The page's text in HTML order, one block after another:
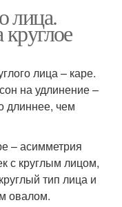
лица.
лица – каре.
на удлинение –
длиннее, чем
– асимметрия
с круглым лицом,
тип лица и
овалом.